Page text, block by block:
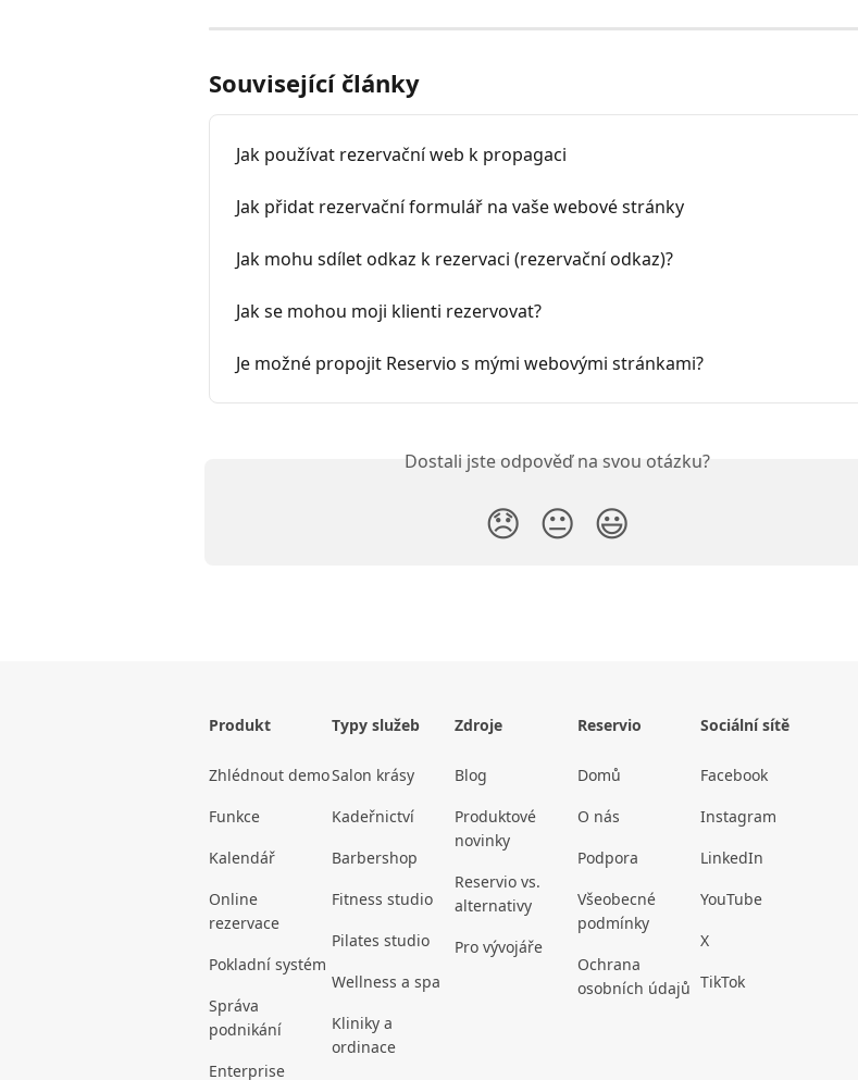
Související články
Jak používat rezervační web k propagaci
Jak přidat rezervační formulář na vaše webové stránky
Jak mohu sdílet odkaz k rezervaci (rezervační odkaz)?
Jak se mohou moji klienti rezervovat?
Je možné propojit Reservio s mými webovými stránkami?
Dostali jste odpověď na svou otázku?
😞 😐 😃
Produkt
Zhlédnout demo
Funkce
Kalendář
Online
rezervace
Pokladní systém
Správa
podnikání
Enterprise
Typy služeb
Salon krásy
Kadeřnictví
Barbershop
Fitness studio
Pilates studio
Wellness a spa
Kliniky a
ordinace
Zdroje
Blog
Produktové
novinky
Reservio vs.
alternativy
Pro vývojáře
Reservio
Domů
O nás
Podpora
Všeobecné
podmínky
Ochrana
osobních údajů
Sociální sítě
Facebook
Instagram
LinkedIn
YouTube
X
TikTok